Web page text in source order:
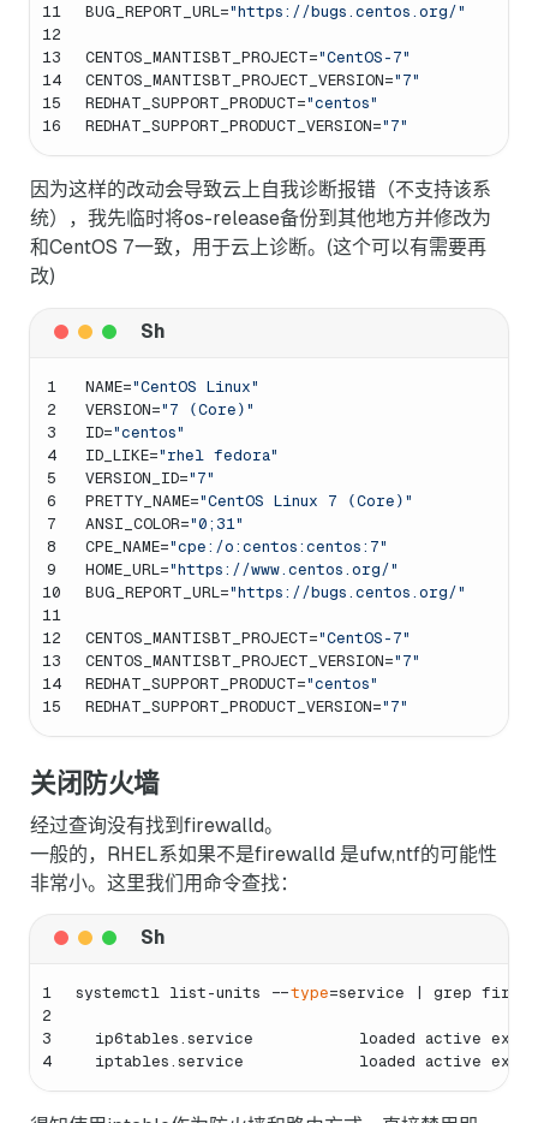
11
12
13
14
15
16
BUG_REPORT_URL="https://bugs.centos.org/"
CENTOS_MANTISBT_PROJECT="CentOS-7"
CENTOS_MANTISBT_PROJECT_VERSION="7"
REDHAT_SUPPORT_PRODUCT="centos"
REDHAT_SUPPORT_PRODUCT_VERSION="7"
因为这样的改动会导致云上自我诊断报错（不支持该系
统），我先临时将os-release备份到其他地方并修改为
和CentOS 7一致，用于云上诊断。(这个可以有需要再
改)
1
2
3
4
5
6
7
8
9
10
11
12
13
14
15
NAME="CentOS Linux"
VERSION="7 (Core)"
ID="centos"
ID_LIKE="rhel fedora"
VERSION_ID="7"
PRETTY_NAME="CentOS Linux 7 (Core)"
ANSI_COLOR="0;31"
CPE_NAME="cpe:/o:centos:centos:7"
HOME_URL="https://www.centos.org/"
BUG_REPORT_URL="https://bugs.centos.org/"
CENTOS_MANTISBT_PROJECT="CentOS-7"
CENTOS_MANTISBT_PROJECT_VERSION="7"
REDHAT_SUPPORT_PRODUCT="centos"
REDHAT_SUPPORT_PRODUCT_VERSION="7"
关闭防火墙
经过查询没有找到firewalld。
一般的，RHEL系如果不是firewalld 是ufw,ntf的可能性
非常小。这里我们用命令查找：
1
2
3
4
systemctl list-units --type=service | grep fire
ip6tables.service           loaded active
iptables.service            loaded active